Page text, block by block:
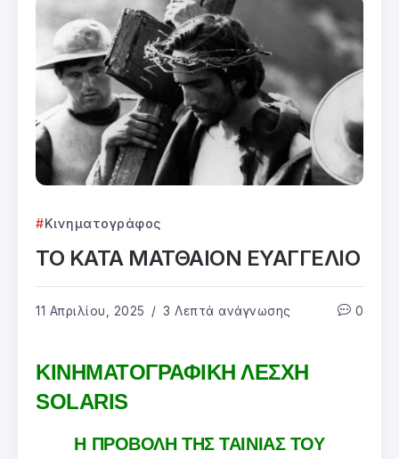
Κινηματογράφος
ΤΟ ΚΑΤΑ ΜΑΤΘΑΙΟΝ ΕΥΑΓΓΕΛΙΟ
11 Απριλίου, 2025 3 Λεπτά ανάγνωσης 0
ΚΙΝΗΜΑΤΟΓΡΑΦΙΚΗ ΛΕΣΧΗ
SOLARIS
Η ΠΡΟΒΟΛΗ ΤΗΣ ΤΑΙΝΙΑΣ ΤΟΥ